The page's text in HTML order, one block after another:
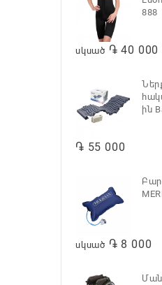
888
սկսած ֏ 40 000
Ներքնակ
ին
֏ 55 000
Բարձ թթվածնային
սկսած ֏ 8 000
Մանկական